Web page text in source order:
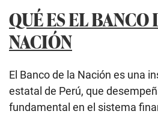
QUÉ ES EL BANCO
NACIÓN
El Banco de la Nación es una
estatal de Perú, que
fundamental en el sistema